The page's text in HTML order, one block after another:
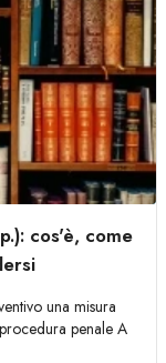
cos'è, come
una misura
penale A